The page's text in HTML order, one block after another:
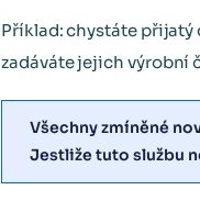
Příklad: chystáte
zadáváte jejich výrobní
Všechny zmíněné
Jestliže tuto službu